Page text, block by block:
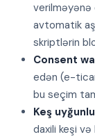
verilməyənə
avtomatik
skriptlərin
Consent
edən (e-
bu seçim
Keş
daxili keşi və